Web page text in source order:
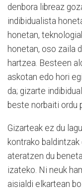
denbora libreaz
indibidualista
honetan,
honetan, oso zaila
hartzea. Besteen
askotan edo hori
da; gizarte
beste norbaiti ordu
Gizarteak ez du
kontrako baldintzak
ateratzen du
izateko. Ni neuk
aisialdi elkartean